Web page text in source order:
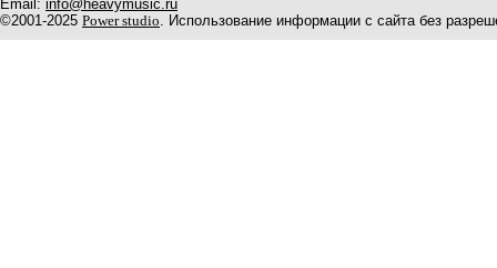
Email: info@heavymusic.ru
©2001-2025 Power studio. Использование информации с сайта без